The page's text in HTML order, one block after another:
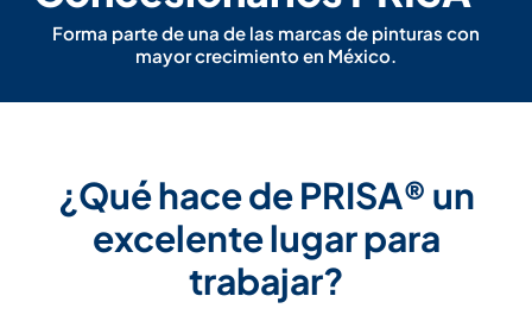
Forma parte de una de las marcas de pinturas con
mayor crecimiento en México.
¿Qué hace de PRISA® un
excelente lugar para
trabajar?